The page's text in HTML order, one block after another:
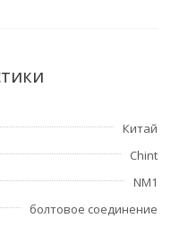
Китай
Chint
NM1
болтовое соединение